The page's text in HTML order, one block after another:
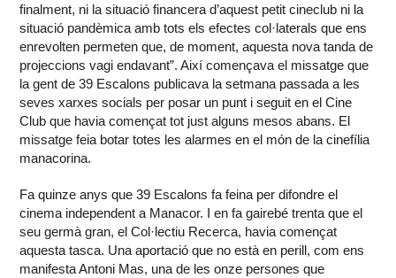
finalment, ni la situació financera d’aquest petit cineclub ni la
situació pandèmica amb tots els efectes col·laterals que ens
enrevolten permeten que, de moment, aquesta nova tanda de
projeccions vagi endavant”. Així començava el missatge que
la gent de 39 Escalons publicava la setmana passada a les
seves xarxes socials per posar un punt i seguit en el Cine
Club que havia començat tot just alguns mesos abans. El
missatge feia botar totes les alarmes en el món de la cinefília
manacorina.
Fa quinze anys que 39 Escalons fa feina per difondre el
cinema independent a Manacor. I en fa gairebé trenta que el
seu germà gran, el Col·lectiu Recerca, havia començat
aquesta tasca. Una aportació que no està en perill, com ens
manifesta Antoni Mas, una de les onze persones que